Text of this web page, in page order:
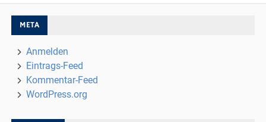
META
Anmelden
Eintrags-Feed
Kommentar-Feed
WordPress.org